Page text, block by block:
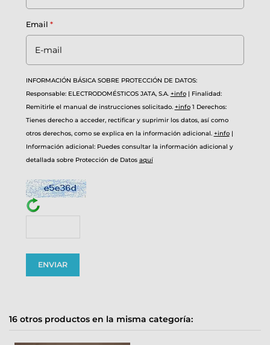
Email *
INFORMACIÓN BÁSICA SOBRE PROTECCIÓN DE DATOS:
Responsable: ELECTRODOMÉSTICOS JATA, S.A. +info | Finalidad:
Remitirle el manual de instrucciones solicitado. +info1 Derechos:
Tienes derecho a acceder, rectificar y suprimir los datos, así como
otros derechos, como se explica en la información adicional. +info|
Información adicional: Puedes consultar la información adicional y
detallada sobre Protección de Datos aquí
16 otros productos en la misma categoría: